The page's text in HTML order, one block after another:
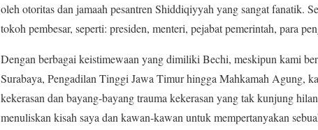
oleh otoritas dan jamaah pesantren Shiddiqiyyah yang sangat fanatik.
tokoh pembesar, seperti: presiden, menteri, pejabat pemerintah, para
Dengan berbagai keistimewaan yang dimiliki Bechi, meskipun kami
Surabaya, Pengadilan Tinggi Jawa Timur hingga Mahkamah Agung,
kekerasan dan bayang-bayang trauma kekerasan yang tak kunjung
menuliskan kisah saya dan kawan-kawan untuk mempertanyakan